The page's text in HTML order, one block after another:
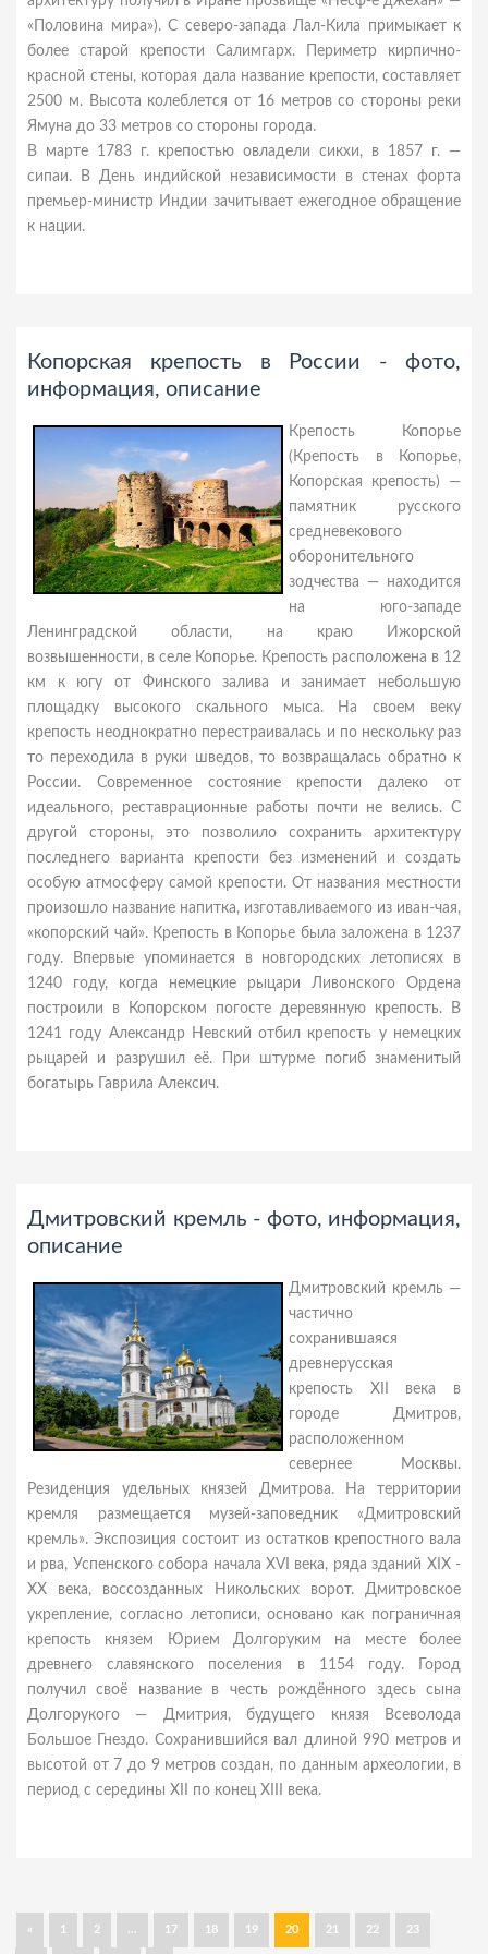
«Половина мира»). С северо-запада Лал-Кила примыкает к
более старой крепости Салимгарх. Периметр кирпично-
красной стены, которая дала название крепости, составляет
2500 м. Высота колеблется от 16 метров со стороны реки
Ямуна до 33 метров со стороны города.
В марте 1783 г. крепостью овладели сикхи, в 1857 г. —
сипаи. В День индийской независимости в стенах форта
премьер-министр Индии зачитывает ежегодное обращение
к нации.
Копорская крепость в России - фото,
информация, описание
Крепость Копорье
(Крепость в Копорье,
Копорская крепость) —
памятник русского
средневекового
оборонительного
зодчества — находится
на юго-западе
Ленинградской области, на краю Ижорской
возвышенности, в селе Копорье. Крепость расположена в 12
км к югу от Финского залива и занимает небольшую
площадку высокого скального мыса. На своем веку
крепость неоднократно перестраивалась и по нескольку раз
то переходила в руки шведов, то возвращалась обратно к
России. Современное состояние крепости далеко от
идеального, реставрационные работы почти не велись. С
другой стороны, это позволило сохранить архитектуру
последнего варианта крепости без изменений и создать
особую атмосферу самой крепости. От названия местности
произошло название напитка, изготавливаемого из иван-чая,
«копорский чай». Крепость в Копорье была заложена в 1237
году. Впервые упоминается в новгородских летописях в
1240 году, когда немецкие рыцари Ливонского Ордена
построили в Копорском погосте деревянную крепость. В
1241 году Александр Невский отбил крепость у немецких
рыцарей и разрушил её. При штурме погиб знаменитый
богатырь Гаврила Алексич.
Дмитровский кремль - фото, информация,
описание
Дмитровский кремль —
частично
сохранившаяся
древнерусская
крепость XII века в
городе Дмитров,
расположенном
севернее Москвы.
Резиденция удельных князей Дмитрова. На территории
кремля размещается музей-заповедник «Дмитровский
кремль». Экспозиция состоит из остатков крепостного вала
и рва, Успенского собора начала XVI века, ряда зданий XIX -
XX века, воссозданных Никольских ворот. Дмитровское
укрепление, согласно летописи, основано как пограничная
крепость князем Юрием Долгоруким на месте более
древнего славянского поселения в 1154 году. Город
получил своё название в честь рождённого здесь сына
Долгорукого — Дмитрия, будущего князя Всеволода
Большое Гнездо. Сохранившийся вал длиной 990 метров и
высотой от 7 до 9 метров создан, по данным археологии, в
период с середины XII по конец XIII века.
« 1 2 ... 17 18 19 20 21 22 23